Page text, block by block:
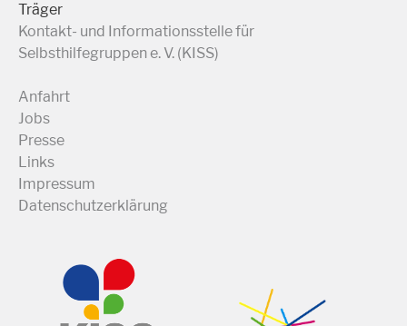
Träger
Kontakt- und Informationsstelle für
Selbsthilfegruppen e. V. (KISS)
Anfahrt
Jobs
Presse
Links
Impressum
Datenschutzerklärung